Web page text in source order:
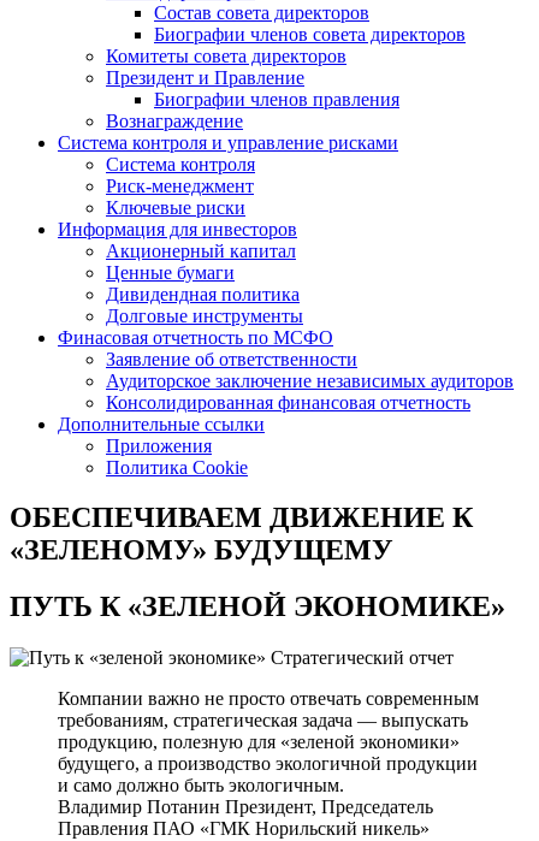
Состав совета директоров
Биографии членов совета директоров
Комитеты совета директоров
Президент и Правление
Биографии членов правления
Вознаграждение
Система контроля и управление рисками
Система контроля
Риск-менеджмент
Ключевые риски
Информация для инвесторов
Акционерный капитал
Ценные бумаги
Дивидендная политика
Долговые инструменты
Финасовая отчетность по МСФО
Заявление об ответственности
Аудиторское заключение независимых аудиторов
Консолидированная финансовая отчетность
Дополнительные ссылки
Приложения
Политика Cookie
ОБЕСПЕЧИВАЕМ ДВИЖЕНИЕ К
«ЗЕЛЕНОМУ» БУДУЩЕМУ
ПУТЬ К«ЗЕЛЕНОЙ ЭКОНОМИКЕ»
Стратегический отчет
Компании важно не просто отвечать современным
требованиям, стратегическая задача — выпускать
продукцию, полезную для «зеленой экономики»
будущего, а производство экологичной продукции
и само должно быть экологичным.
Владимир Потанин Президент, Председатель
Правления ПАО «ГМК Норильский никель»